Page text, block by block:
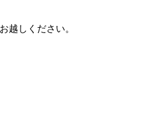
越しください。